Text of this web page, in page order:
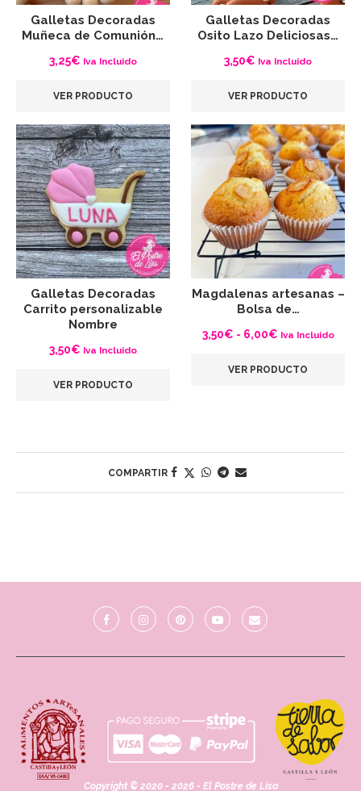
Galletas Decoradas
Muñeca de Comunión…
3,25€ Iva Incluido
VER PRODUCTO
Galletas Decoradas
Osito Lazo Deliciosas…
3,50€ Iva Incluido
VER PRODUCTO
Galletas Decoradas
Carrito personalizable
Nombre
3,50€ Iva Incluido
VER PRODUCTO
Magdalenas artesanas –
Bolsa de…
3,50€ - 6,00€Rango
precios:
Iva Incluido
VER PRODUCTO
COMPARTIR
Copyright © 2020 - 2026 - El Postre de Lisa